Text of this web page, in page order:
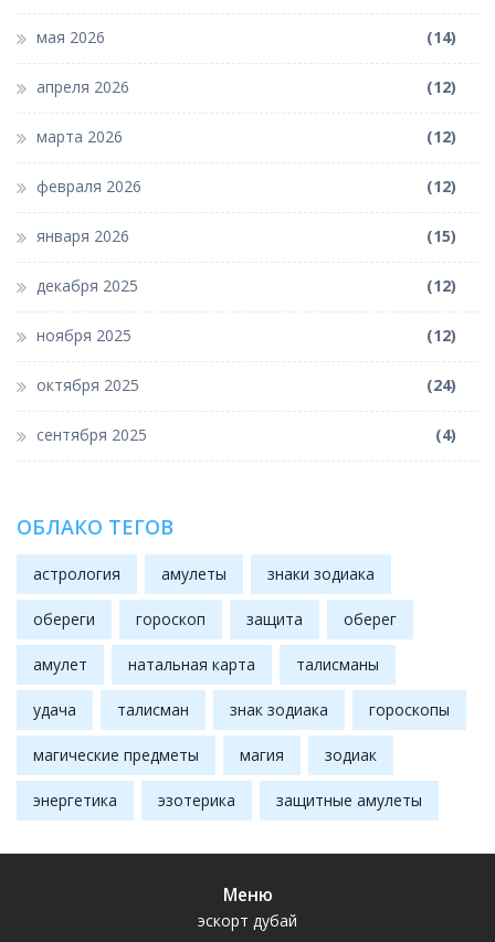
мая 2026 (14)
апреля 2026 (12)
марта 2026 (12)
февраля 2026 (12)
января 2026 (15)
декабря 2025 (12)
ноября 2025 (12)
октября 2025 (24)
сентября 2025 (4)
ОБЛАКО ТЕГОВ
астрология амулеты знаки зодиака
обереги гороскоп защита оберег
амулет натальная карта талисманы
удача талисман знак зодиака гороскопы
магические предметы магия зодиак
энергетика эзотерика защитные амулеты
Меню
эскорт дубай